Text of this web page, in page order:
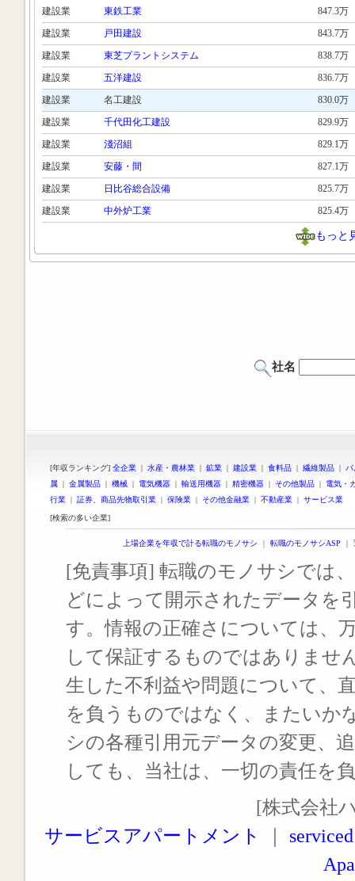
建設業
東鉄工業
847.3万
建設業
戸田建設
843.7万
建設業
東芝プラントシステム
838.7万
建設業
五洋建設
836.7万
建設業
名工建設
830.0万
建設業
千代田化工建設
829.9万
建設業
淺沼組
829.1万
建設業
安藤・間
827.1万
建設業
日比谷総合設備
825.7万
建設業
中外炉工業 825.4万
もっと
社名
[年収ランキング] 全企業 | 水産・農林業 | 鉱業 | 建設業 | 食料品 | 繊維製品 |
属 | 金属製品 | 機械 | 電気機器 | 輸送用機器 | 精密機器 | その他製品 | 電気・
行業 | 証券、商品先物取引業 | 保険業 | その他金融業 | 不動産業 | サービス業
[検索の多い企業]
上場企業を年収で計る転職のモノサシ ｜ 転職のモノサシASP ｜
[免責事項] 転職のモノサシでは
どによって開示されたデータを
す。情報の正確さについては、
して保証するものではありませ
生した不利益や問題について、
を負うものではなく、またいか
シの各種引用元データの変更、
しても、当社は、一切の責任を
[株式会社
サービスアパートメント